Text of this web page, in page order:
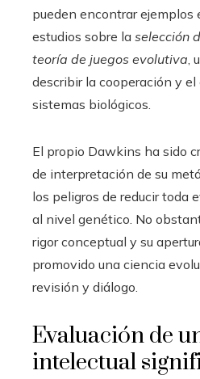
pueden encontrar ejemplos
estudios sobre la selección
teoría de juegos evolutiva ,
describir la cooperación y
sistemas biológicos.
El propio Dawkins ha sido
de interpretación de su
los peligros de reducir toda
al nivel genético. No
rigor conceptual y su
promovido una ciencia
revisión y diálogo.
Evaluación de
intelectual